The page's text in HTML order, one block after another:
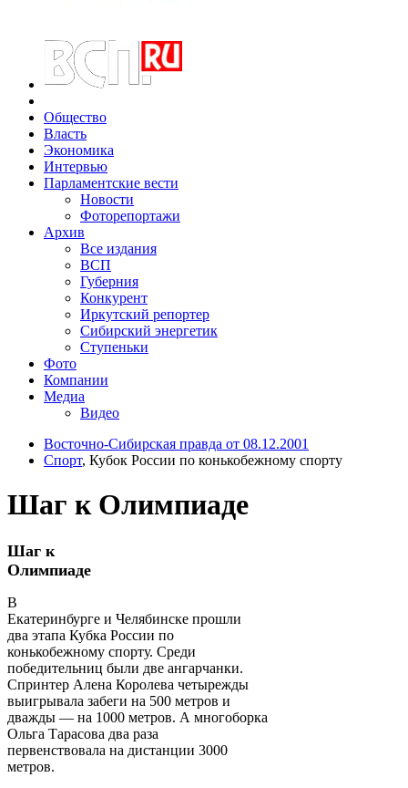
Общество
Власть
Экономика
Интервью
Парламентские вести
Новости
Фоторепортажи
Архив
Все издания
ВСП
Губерния
Конкурент
Иркутский репортер
Сибирский энергетик
Ступеньки
Фото
Компании
Медиа
Видео
Восточно-Сибирская правда от 08.12.2001
Спорт, Кубок России по конькобежному спорту
Шаг к Олимпиаде
Шаг к
Олимпиаде
В
Екатеринбурге и Челябинске прошли
два этапа Кубка России по
конькобежному спорту. Среди
победительниц были две ангарчанки.
Спринтер Алена Королева четырежды
выигрывала забеги на 500 метров и
дважды — на 1000 метров. А многоборка
Ольга Тарасова два раза
первенствовала на дистанции 3000
метров.